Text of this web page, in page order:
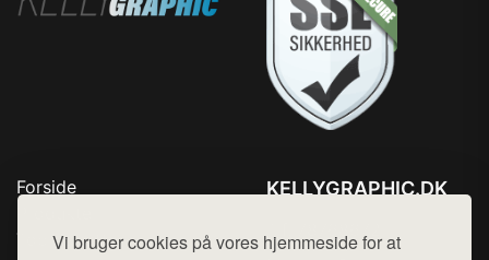
Vi bruger cookies på vores hjemmeside for at
Forside
Top Rabatter
KELLYGRAPHIC.DK